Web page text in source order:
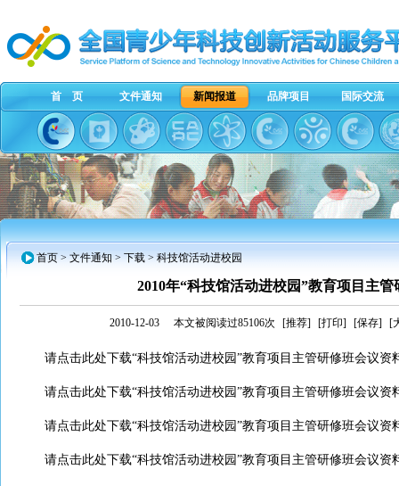
首 页 文件通知 新闻报道 品牌项目 国际交流
首页 > 文件通知 > 下载 > 科技馆活动进校园
2010年“科技馆活动进校园”教育项目主
2010-12-03 本文被阅读过85106次 [推荐] [打印] [保存] [
请点击此处下载“科技馆活动进校园”教育项目主管研修班会议资
请点击此处下载“科技馆活动进校园”教育项目主管研修班会议资
请点击此处下载“科技馆活动进校园”教育项目主管研修班会议资
请点击此处下载“科技馆活动进校园”教育项目主管研修班会议